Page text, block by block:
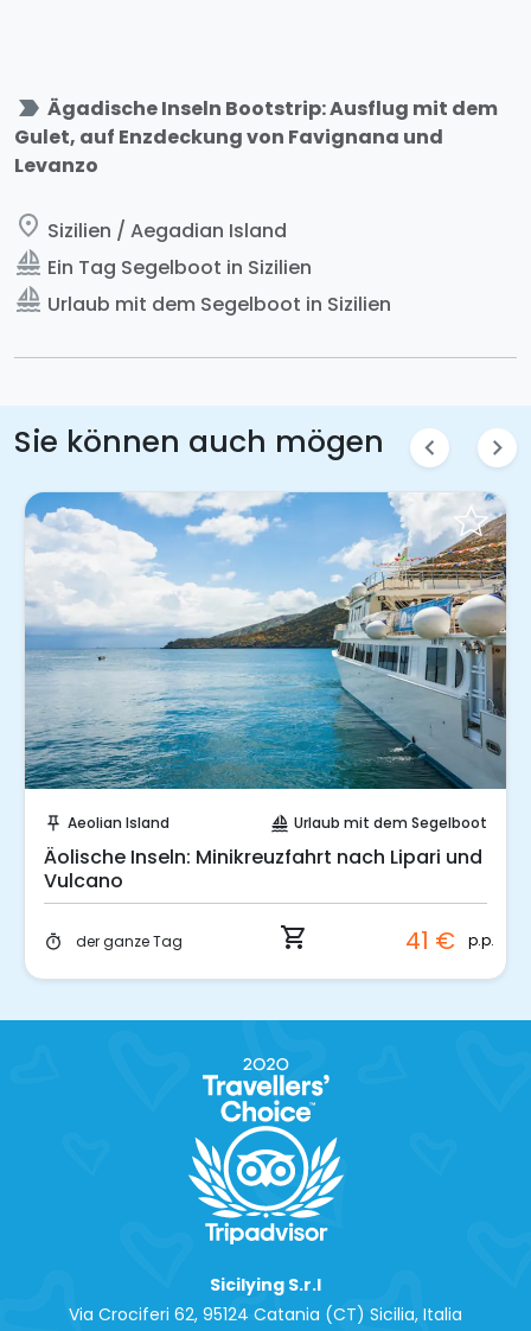
label_important Ägadische Inseln Bootstrip: Ausflug mit dem
Gulet, auf Enzdeckung von Favignana und
Levanzo
place Sizilien / Aegadian Island
sailing Ein Tag Segelboot in Sizilien
sailing Urlaub mit dem Segelboot in Sizilien
Sie können auch mögen chevron_left chevron_right
push_pin Aeolian Island sailing Urlaub mit dem Segelboot
Äolische Inseln: Minikreuzfahrt nach Lipari und
Vulcano
timer der ganze Tag shopping_cart 41 € p.p.
Sicilying S.r.l
Via Crociferi 62, 95124 Catania (CT) Sicilia, Italia